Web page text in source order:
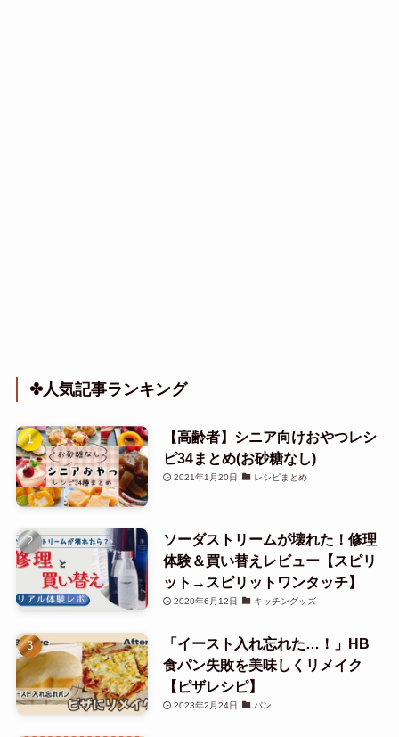
✤人気記事ランキング
【高齢者】シニア向けおやつレシ
ピ34まとめ(お砂糖なし)
2021年1月20日 レシピまとめ
ソーダストリームが壊れた！修理
体験＆買い替えレビュー【スピリ
ット→スピリットワンタッチ】
2020年6月12日 キッチングッズ
「イースト入れ忘れた…！」HB
食パン失敗を美味しくリメイク
【ピザレシピ】
2023年2月24日 パン